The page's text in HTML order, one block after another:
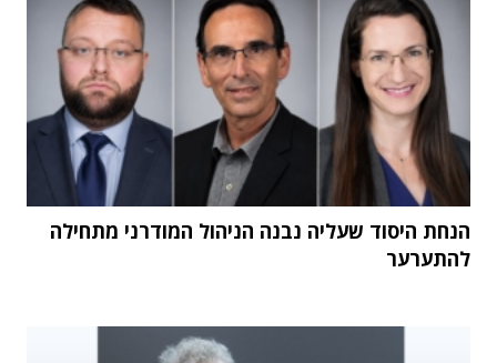
הנחת היסוד שעליה נבנה הניהול המודרני מתחילה
להתערער